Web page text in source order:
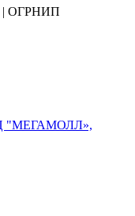
| ОГРНИП
"МЕГАМОЛЛ»,